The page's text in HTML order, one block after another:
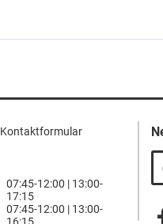
Kontaktformular
07:45-12:00 | 13:00-
17:15
07:45-12:00 | 13:00-